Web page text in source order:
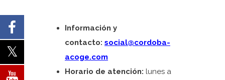
Información y
contacto: social@cordoba-
acoge.com
Horario de atención: lunes a